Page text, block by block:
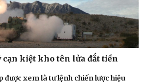
cạn kiệt kho tên lửa đắt tiền
được xem là tư lệnh chiến lược hiệu